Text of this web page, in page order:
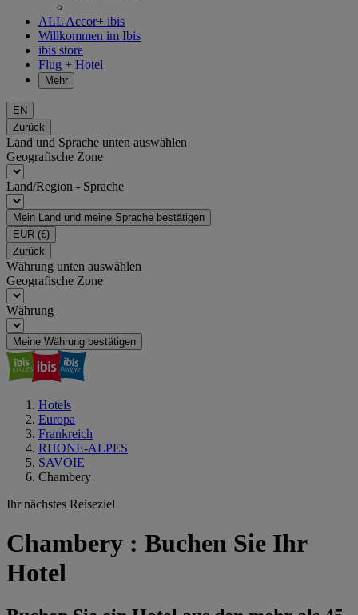
ALL Accor+ ibis
Willkommen im Ibis
ibis store
Flug + Hotel
Mehr
EN
Zurück
Land und Sprache unten auswählen
Geografische Zone
Land/Region - Sprache
Mein Land und meine Sprache bestätigen
EUR (€)
Zurück
Währung unten auswählen
Geografische Zone
Währung
Meine Währung bestätigen
Hotels
Europa
Frankreich
RHONE-ALPES
SAVOIE
Chambery
Ihr nächstes Reiseziel
Chambery : Buchen Sie Ihr
Hotel